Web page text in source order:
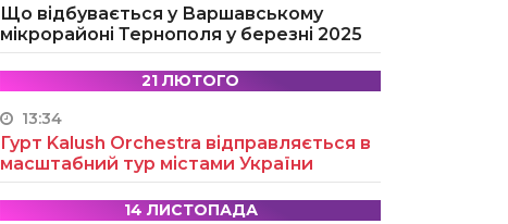
Що відбувається у Варшавському
мікрорайоні Тернополя у березні 2025
21 ЛЮТОГО
13:34
Гурт Kalush Orchestra відправляється в
масштабний тур містами України
14 ЛИСТОПАДА